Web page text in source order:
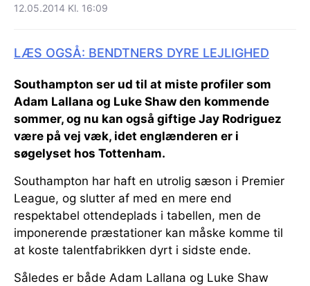
12.05.2014 Kl. 16:09
LÆS OGSÅ: BENDTNERS DYRE LEJLIGHED
Southampton ser ud til at miste profiler som
Adam Lallana og Luke Shaw den kommende
sommer, og nu kan også giftige Jay Rodriguez
være på vej væk, idet englænderen er i
søgelyset hos Tottenham.
Southampton har haft en utrolig sæson i Premier
League, og slutter af med en mere end
respektabel ottendeplads i tabellen, men de
imponerende præstationer kan måske komme til
at koste talentfabrikken dyrt i sidste ende.
Således er både Adam Lallana og Luke Shaw